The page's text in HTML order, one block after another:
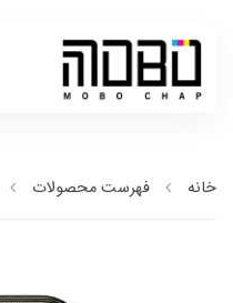
خانه فهرست محصولات